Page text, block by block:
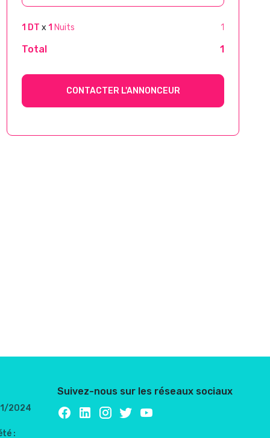
1 DT x 1 Nuits 1
Total 1
CONTACTER L'ANNONCEUR
2024
:
Suivez-nous sur les réseaux sociaux